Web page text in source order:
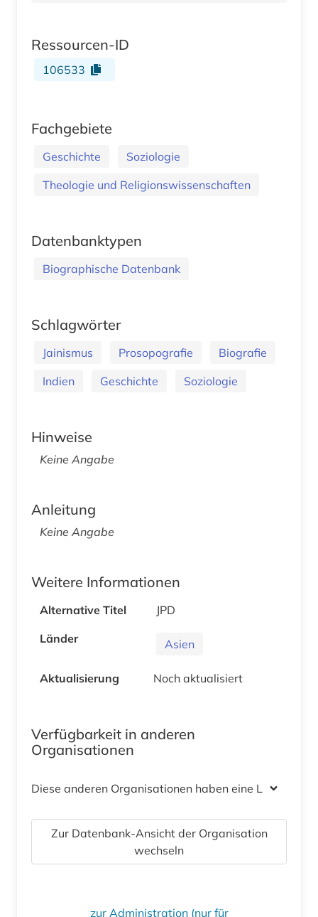
Ressourcen-ID
106533
Fachgebiete
Geschichte
Soziologie
Theologie und Religionswissenschaften
Datenbanktypen
Biographische Datenbank
Schlagwörter
Jainismus Prosopografie
Biografie
Indien
Geschichte Soziologie
Hinweise
Keine Angabe
Anleitung
Keine Angabe
Weitere Informationen
Alternative Titel
JPD
Länder
Asien
Aktualisierung Noch aktualisiert
Verfügbarkeit in anderen
Organisationen
Diese anderen Organisationen haben eine Lizenz
Zur Datenbank-Ansicht der Organisation
wechseln
zur Administration (nur für